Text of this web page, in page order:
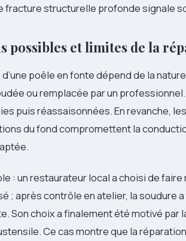
fracture structurelle profonde signale
possibles et limites de la
d’une poêle en fonte dépend de la
ou remplacée par un
puis réassaisonnées. En revanche,
du fond compromettent la
: un restaurateur local a choisi de
; après contrôle en atelier, la soudure
Son choix a finalement été motivé
Ce cas montre que la